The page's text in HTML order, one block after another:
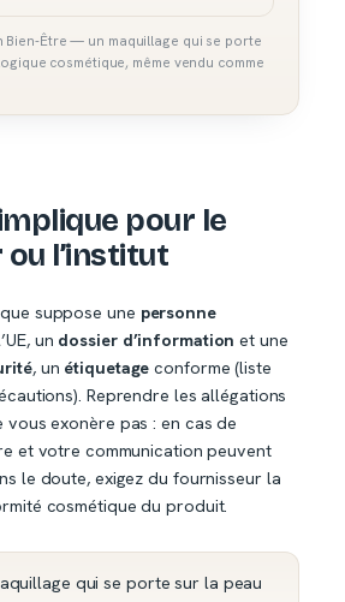
Bien-Être — un maquillage qui se porte
cosmétique, même vendu comme
pour le
l’institut
suppose une personne
un dossier d’information et une
, un étiquetage conforme (liste
Reprendre les allégations
vous exonère pas : en cas de
et votre communication peuvent
le doute, exigez du fournisseur la
cosmétique du produit.
qui se porte sur la peau